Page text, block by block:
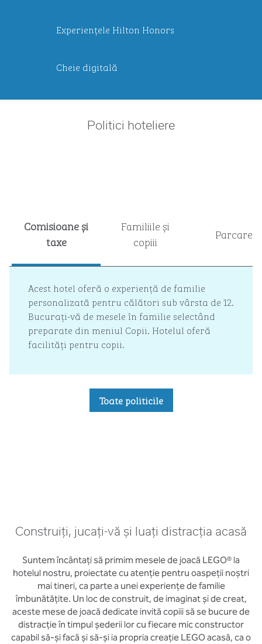
Experiențele Hilton Honors
Cheie digitală
Politici hoteliere
Comisioane și
taxe
Familiile și
copiii
Parcare
Acest hotel oferă o experiență de familie
personalizată pentru călători sub vârsta de 12.
Bucurați-vă de mesele în familie selectând
preparate din meniul Copii. Hotelul oferă
facilități pentru copii.
Toate politicile
Construiți, jucați-vă și luați distracția acasă
Suntem încântați să primim mesele de joacă LEGO® la
hotelul nostru, proiectate cu atenție pentru oaspeții noștri
mai tineri, ca parte a unei experiențe de familie
îmbunătățite. Un loc de construit, de imaginat și de creat,
aceste mese de joacă dedicate invită copiii să se bucure de
distracție în timpul șederii lor cu fiecare mic constructor
capabil să-și facă și să-și ia propria creație LEGO acasă, ca o